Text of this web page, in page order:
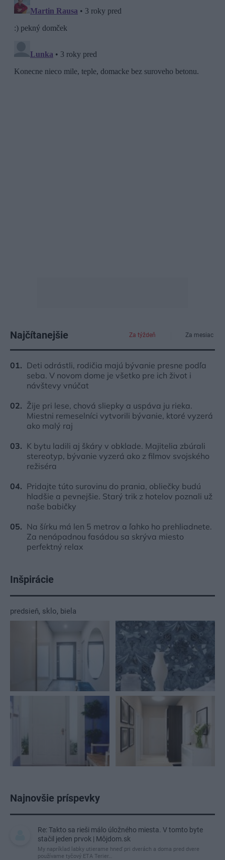
Najčítanejšie Za týždeň Za mesiac
Deti odrástli, rodičia majú bývanie presne podľa
seba. V novom dome je všetko pre ich život i
návštevy vnúčat
Žije pri lese, chová sliepky a uspáva ju rieka.
Miestni remeselníci vytvorili bývanie, ktoré vyzerá
ako malý raj
K bytu ladili aj škáry v obklade. Majitelia zbúrali
stereotyp, bývanie vyzerá ako z filmov svojského
režiséra
Pridajte túto surovinu do prania, obliečky budú
hladšie a pevnejšie. Starý trik z hotelov poznali už
naše babičky
Na šírku má len 5 metrov a ľahko ho prehliadnete.
Za nenápadnou fasádou sa skrýva miesto
perfektný relax
Inšpirácie
predsieň, sklo, biela
Najnovšie príspevky
Re: Takto sa rieši málo úložného miesta. V tomto byte
stačil jeden prvok | Môjdom.sk
My napríklad labky utierame hneď pri dverách a doma pred dvere
používame tyčový ETA Terier…